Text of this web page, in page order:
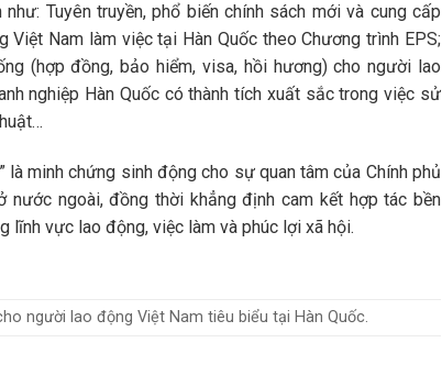
Tuyên truyền, phổ biến chính sách mới và cung cấp
Nam làm việc tại Hàn Quốc theo Chương trình EPS;
(hợp đồng, bảo hiểm, visa, hồi hương) cho người lao
nghiệp Hàn Quốc có thành tích xuất sắc trong việc sử
minh chứng sinh động cho sự quan tâm của Chính phủ
ngoài, đồng thời khẳng định cam kết hợp tác bền
lĩnh vực lao động, việc làm và phúc lợi xã hội.
người lao động Việt Nam tiêu biểu tại Hàn Quốc.